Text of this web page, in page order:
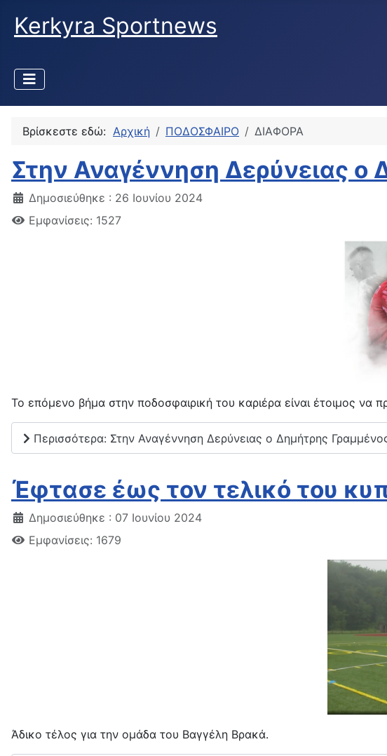
Kerkyra Sportnews
Βρίσκεστε εδώ: Αρχική ΠΟΔΟΣΦΑΙΡΟ ΔΙΑΦΟΡΑ
Στην Αναγέννηση Δερύνειας ο
Δημοσιεύθηκε : 26 Ιουνίου 2024
Εμφανίσεις: 1527
Το επόμενο βήμα στην ποδοσφαιρική του καριέρα είναι έτοιμος να
Περισσότερα: Στην Αναγέννηση Δερύνειας ο Δημήτρης
Έφτασε έως τον τελικό του
Δημοσιεύθηκε : 07 Ιουνίου 2024
Εμφανίσεις: 1679
Άδικο τέλος για την ομάδα του Βαγγέλη Βρακά.